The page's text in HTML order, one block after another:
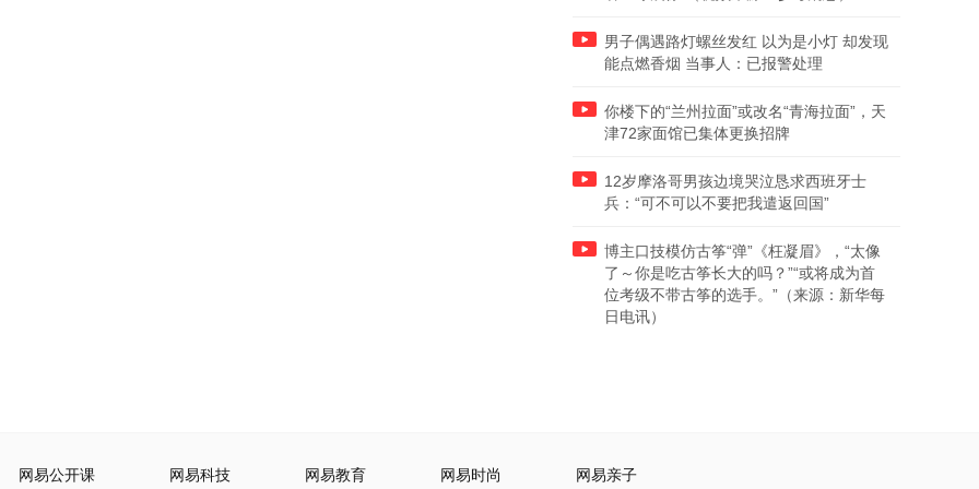
男子偶遇路灯螺丝发红 以为是小灯 却发现
能点燃香烟 当事人：已报警处理
你楼下的“兰州拉面”或改名“青海拉面”，天
津72家面馆已集体更换招牌
12岁摩洛哥男孩边境哭泣恳求西班牙士
兵：“可不可以不要把我遣返回国”
博主口技模仿古筝“弹”《枉凝眉》，“太像
了～你是吃古筝长大的吗？”“或将成为首
位考级不带古筝的选手。”（来源：新华每
日电讯）
网易公开课 网易科技 网易教育 网易时尚 网易亲子